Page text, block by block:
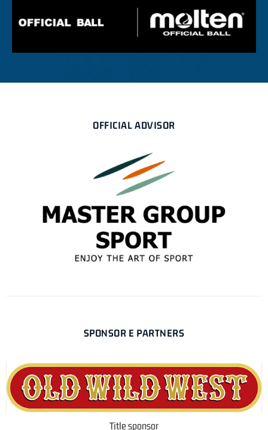
OFFICIAL ADVISOR
SPONSOR E PARTNERS
Title sponsor